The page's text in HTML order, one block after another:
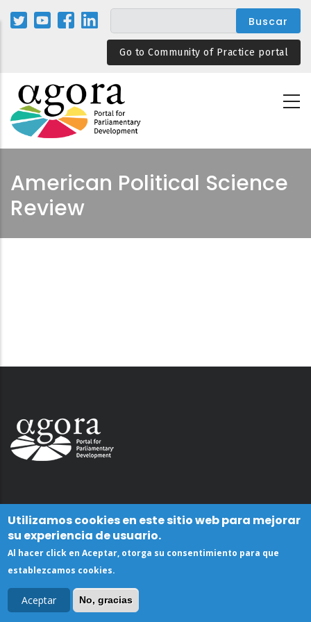
Pasar
Go to Community of Practice portal
American Political Science
Review
Utilizamos cookies en este sitio web para mejorar
su experiencia de usuario.
Al hacer click en Aceptar, otorga su consentimiento para que
establezcamos cookies.
Aceptar No, gracias